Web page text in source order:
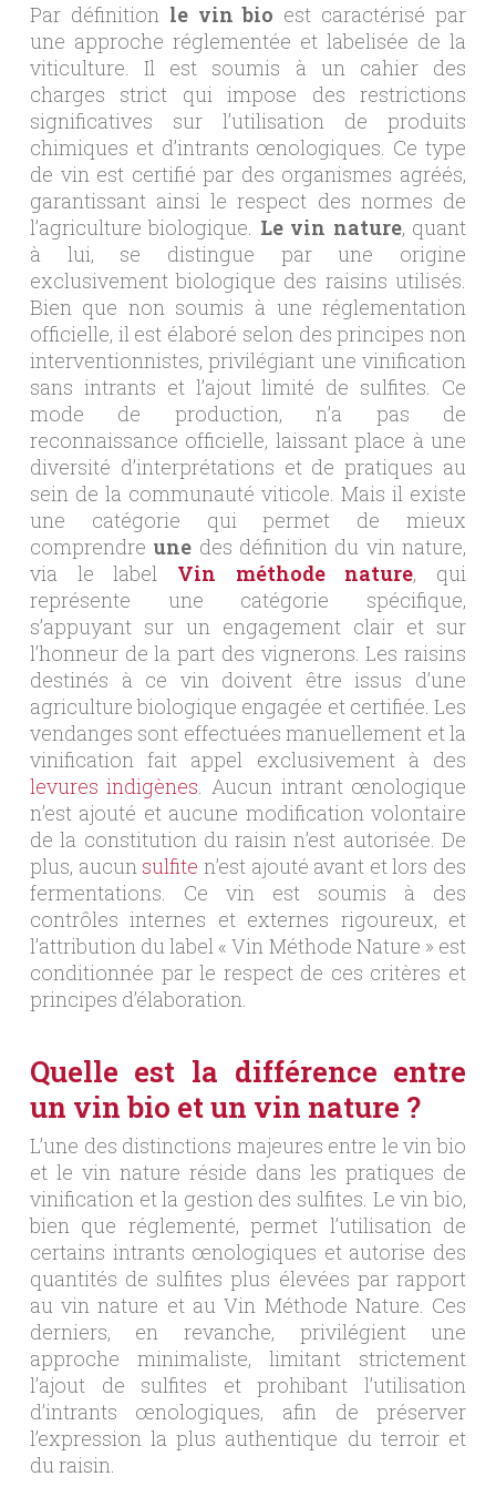
Par définition le vin bio est caractérisé par
une approche réglementée et labelisée de la
viticulture. Il est soumis à un cahier des
charges strict qui impose des restrictions
significatives sur l’utilisation de produits
chimiques et d’intrants œnologiques. Ce type
de vin est certifié par des organismes agréés,
garantissant ainsi le respect des normes de
l’agriculture biologique. Le vin nature, quant
à lui, se distingue par une origine
exclusivement biologique des raisins utilisés.
Bien que non soumis à une réglementation
officielle, il est élaboré selon des principes non
interventionnistes, privilégiant une vinification
sans intrants et l’ajout limité de sulfites. Ce
mode de production, n’a pas de
reconnaissance officielle, laissant place à une
diversité d’interprétations et de pratiques au
sein de la communauté viticole. Mais il existe
une catégorie qui permet de mieux
comprendre une des définition du vin nature,
via le label Vin méthode nature, qui
représente une catégorie spécifique,
s’appuyant sur un engagement clair et sur
l’honneur de la part des vignerons. Les raisins
destinés à ce vin doivent être issus d’une
agriculture biologique engagée et certifiée. Les
vendanges sont effectuées manuellement et la
vinification fait appel exclusivement à des
levures indigènes. Aucun intrant œnologique
n’est ajouté et aucune modification volontaire
de la constitution du raisin n’est autorisée. De
plus, aucun sulfite n’est ajouté avant et lors des
fermentations. Ce vin est soumis à des
contrôles internes et externes rigoureux, et
l’attribution du label « Vin Méthode Nature » est
conditionnée par le respect de ces critères et
principes d’élaboration.
Quelle est la différence entre
un vin bio et un vin nature ?
L’une des distinctions majeures entre le vin bio
et le vin nature réside dans les pratiques de
vinification et la gestion des sulfites. Le vin bio,
bien que réglementé, permet l’utilisation de
certains intrants œnologiques et autorise des
quantités de sulfites plus élevées par rapport
au vin nature et au Vin Méthode Nature. Ces
derniers, en revanche, privilégient une
approche minimaliste, limitant strictement
l’ajout de sulfites et prohibant l’utilisation
d’intrants œnologiques, afin de préserver
l’expression la plus authentique du terroir et
du raisin.